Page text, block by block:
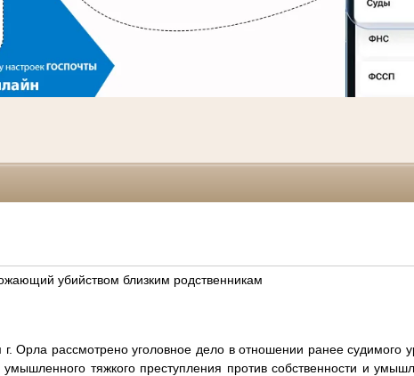
убийством близким родственникам
Орла рассмотрено уголовное дело в отношении ранее судимого
тяжкого преступления против собственности и